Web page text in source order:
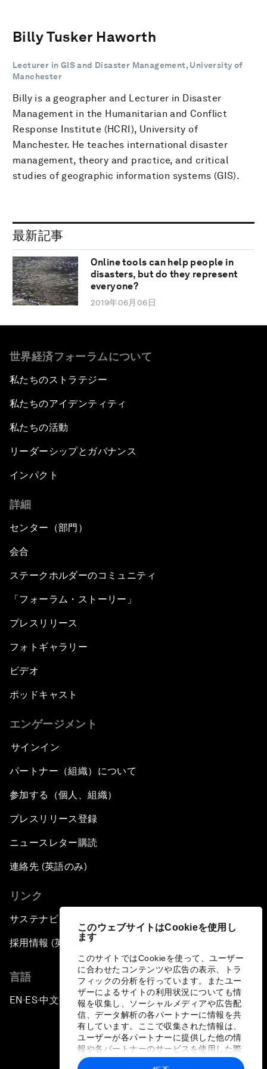
このウェブサイトはCookieを使用し
ます
このサイトではCookieを使って、ユーザー
に合わせたコンテンツや広告の表示、トラ
フィックの分析を行っています。またユー
ザーによるサイトの利用状況についても情
報を収集し、ソーシャルメディアや広告配
信、データ解析の各パートナーに情報を共
有しています。ここで収集された情報は、
ユーザーが各パートナーに提供した他の情
報や各パートナーのサービスを使用した際
に収集された情報と組み合わされ、各パー
Billy Tusker Haworth
Lecturer in GIS and Disaster Management, University of
Manchester
Billy is a geographer and Lecturer in Disaster
Management in the Humanitarian and Conflict
Response Institute (HCRI), University of
Manchester. He teaches international disaster
management, theory and practice, and critical
studies of geographic information systems (GIS).
最新記事
Online tools can help people in
disasters, but do they represent
everyone?
2019年06月06日
世界経済フォーラムについて
私たちのストラテジー
私たちのアイデンティティ
私たちの活動
リーダーシップとガバナンス
インパクト
詳細
センター（部門）
会合
ステークホルダーのコミュニティ
「フォーラム・ストーリー」
プレスリリース
フォトギャラリー
ビデオ
ポッドキャスト
エンゲージメント
サインイン
パートナー（組織）について
参加する（個人、組織）
プレスリリース登録
ニュースレター購読
連絡先 (英語のみ)
リンク
サステナビリティへの取り組み
採用情報 (英語のみ)
言語
EN ▪ ES▪中文▪ 日本語